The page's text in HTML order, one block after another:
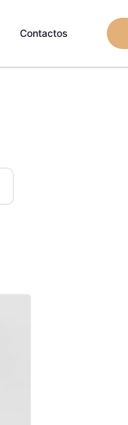
Contactos